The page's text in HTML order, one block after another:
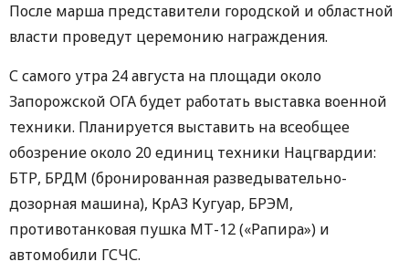
После марша представители городской и областной
власти проведут церемонию награждения.
С самого утра 24 августа на площади около
Запорожской ОГА будет работать выставка военной
техники. Планируется выставить на всеобщее
обозрение около 20 единиц техники Нацгвардии:
БТР, БРДМ (бронированная разведывательно-
дозорная машина), КрАЗ Кугуар, БРЭМ,
противотанковая пушка МТ-12 («Рапира») и
автомобили ГСЧС.